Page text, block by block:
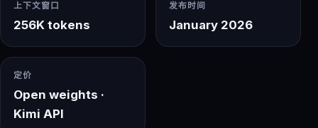
上下文窗口
256K tokens
发布时间
January 2026
定价
Open weights ·
Kimi API